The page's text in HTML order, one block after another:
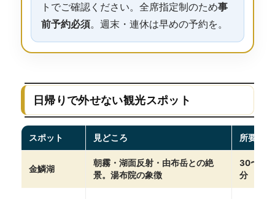
トでご確認ください。全席指定制のため事
前予約必須。週末・連休は早めの予約を。
日帰りで外せない観光スポット
スポット 見どころ 所要時間
金鱗湖
朝霧・湖面反射・由布岳との絶
景。湯布院の象徴
30〜60
分